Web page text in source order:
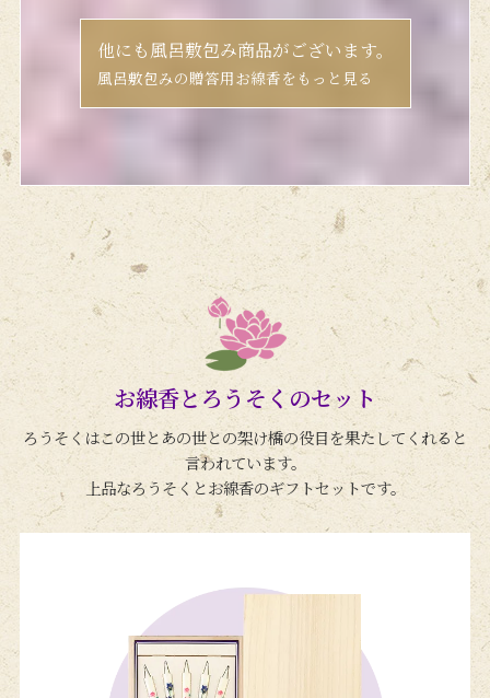
他にも風呂敷包み商品がございます。
風呂敷包みの贈答用お線香をもっと見る
お線香とろうそくのセット
ろうそくはこの世とあの世との架け橋の役目を果たしてくれると
言われています。
上品なろうそくとお線香のギフトセットです。